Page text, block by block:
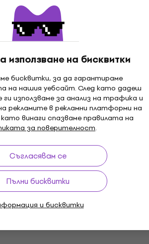
използване на бисквитки
бисквитки, за да гарантираме
на нашия уебсайт. След като дадеш
ги използваме за анализ на трафика и
рекламите в рекламни платформи на
винаги спазваме правилата на
за поверителност.
Съгласявам се
Пълни бисквитки
и бисквитки
плочи Музикални Каскети